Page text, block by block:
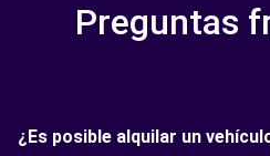
Preguntas
¿Es posible alquilar un